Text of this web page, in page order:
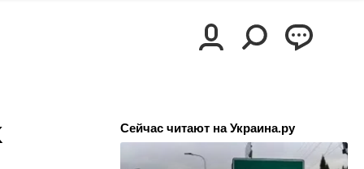
Сейчас читают на Украина.ру